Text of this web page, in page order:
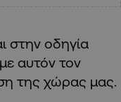
στην οδηγία
αυτόν τον
της χώρας μας.